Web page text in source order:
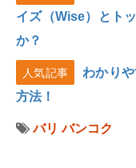
イズ（Wise）とト
か？
人気記事
わかり
方法！
バリ バンコク